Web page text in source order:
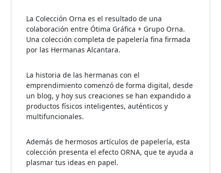
La Colección Orna es el resultado de una
colaboración entre Ótima Gráfica + Grupo Orna.
Una colección completa de papelería fina firmada
por las Hermanas Alcantara.
La historia de las hermanas con el
emprendimiento comenzó de forma digital, desde
un blog, y hoy sus creaciones se han expandido a
productos físicos inteligentes, auténticos y
multifuncionales.
Además de hermosos artículos de papelería, esta
colección presenta el efecto ORNA, que te ayuda a
plasmar tus ideas en papel.